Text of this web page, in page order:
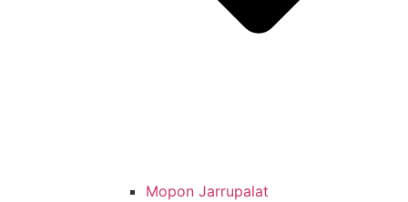
Mopon Jarrupalat